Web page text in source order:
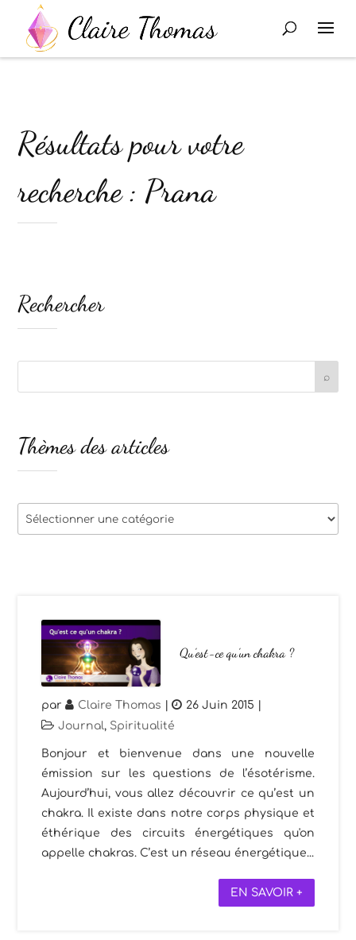
Résultats pour votre
recherche : Prana
Qu’est-ce qu’un chakra ?
par Claire Thomas | 26 Juin 2015
Journal, Spiritualité
Bonjour et bienvenue dans une nouvelle
émission sur les questions de l’ésotérisme.
Aujourd’hui, vous allez découvrir ce qu’est un
chakra. Il existe dans notre corps physique et
éthérique des circuits énergétiques qu'on
appelle chakras. C’est un réseau énergétique...
EN SAVOIR +
Rechercher
Thèmes des articles
Thèmes
des